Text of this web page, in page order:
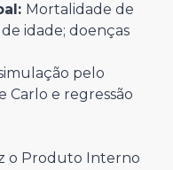
Mortalidade de
idade; doenças
pelo
Carlo e regressão
o Produto Interno